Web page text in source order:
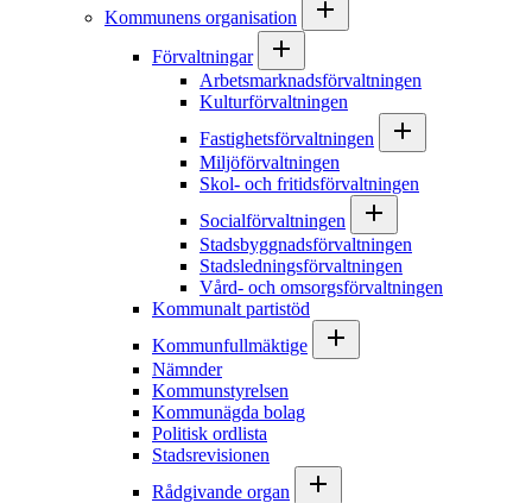
Kommunens organisation
Förvaltningar
Arbetsmarknadsförvaltningen
Kulturförvaltningen
Fastighetsförvaltningen
Miljöförvaltningen
Skol- och fritidsförvaltningen
Socialförvaltningen
Stadsbyggnadsförvaltningen
Stadsledningsförvaltningen
Vård- och omsorgsförvaltningen
Kommunalt partistöd
Kommunfullmäktige
Nämnder
Kommunstyrelsen
Kommunägda bolag
Politisk ordlista
Stadsrevisionen
Rådgivande organ